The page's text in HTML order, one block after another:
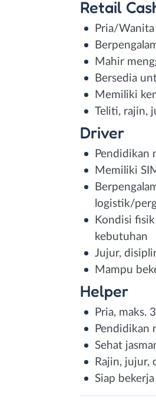
Retail
Pria/Wanita
Mahir
Bersedia
Memiliki
Teliti, rajin,
Driver
Pendidikan
Memiliki
logistik/
Kondisi
kebutuhan
Jujur,
Mampu
Helper
Pria, maks.
Pendidikan
Sehat
Rajin, jujur,
Siap